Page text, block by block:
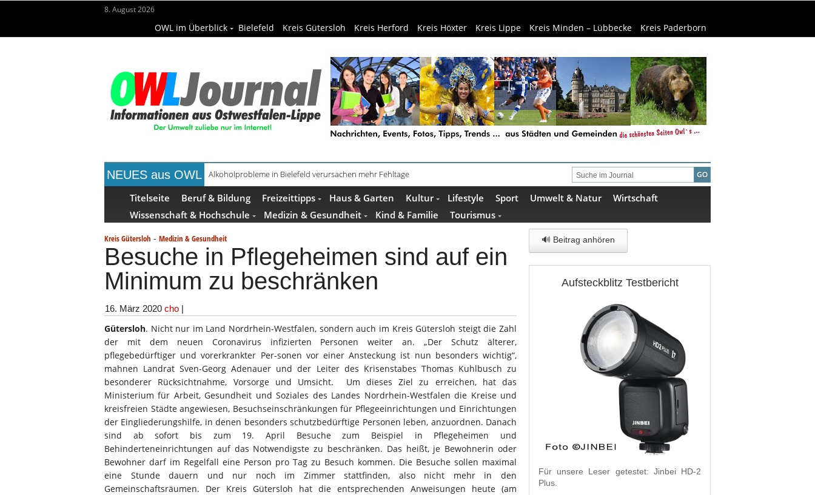
8. August 2026
OWL im Überblick Bielefeld Kreis Gütersloh Kreis Herford Kreis Höxter Kreis Lippe Kreis Minden – Lübbecke Kreis Paderborn
NEUES aus OWL Alkoholprobleme in Bielefeld verursachen mehr Fehltage
Handgemachte Geschenkideen im Pop-up-Store in Büren
Titelseite Beruf & Bildung Freizeittipps Haus & Garten Kultur Lifestyle Sport Umwelt & Natur
Wirtschaft
Wissenschaft & Hochschule
Medizin & Gesundheit Kind & Familie Tourismus
Kreis Gütersloh - Medizin & Gesundheit
Besuche in Pflegeheimen sind auf ein
Minimum zu beschränken
16. März 2020 cho |
Gütersloh. Nicht nur im Land Nordrhein-Westfalen, sondern auch im Kreis Gütersloh steigt die Zahl
der mit dem neuen Coronavirus infizierten Personen weiter an. „Der Schutz älterer,
pflegebedürftiger und vorerkrankter Per-sonen vor einer Ansteckung ist nun besonders wichtig“,
mahnen Landrat Sven-Georg Adenauer und der Leiter des Krisenstabes Thomas Kuhlbusch zu
besonderer Rücksichtnahme, Vorsorge und Umsicht. Um dieses Ziel zu erreichen, hat das
Ministerium für Arbeit, Gesundheit und Soziales des Landes Nordrhein-Westfalen die Kreise und
kreisfreien Städte angewiesen, Besuchseinschränkungen für Pflegeeinrichtungen und Einrichtungen
der Eingliederungshilfe, in denen besonders schutzbedürftige Personen leben, anzuordnen. Danach
sind ab sofort bis zum 19. April Besuche zum Beispiel in Pflegeheimen und
Behinderteneinrichtungen auf das Notwendigste zu beschränken. Das heißt, je Bewohnerin oder
Bewohner darf im Regelfall eine Person pro Tag zu Besuch kommen. Die Besuche sollen maximal
eine Stunde dauern und nur noch im Zimmer stattfinden, also nicht mehr in den
Gemeinschaftsräumen. Der Kreis Gütersloh hat die entsprechenden Anweisungen heute (am
🔊 Beitrag anhören
Aufsteckblitz Testbericht
Für unsere Leser getestet: Jinbei HD-2
Plus.